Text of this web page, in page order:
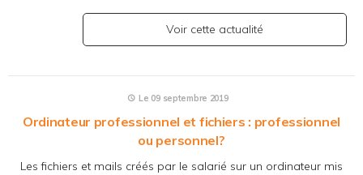
Voir cette actualité
Le 09 septembre 2019
Ordinateur professionnel et fichiers : professionnel
ou personnel?
Les fichiers et mails créés par le salarié sur un ordinateur mis